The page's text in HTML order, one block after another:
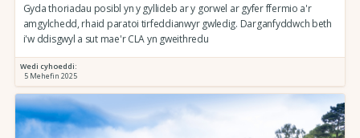
Gyda thoriadau posibl yn y gyllideb ar y gorwel ar gyfer ffermio a'r
amgylchedd, rhaid paratoi tirfeddianwyr gwledig. Darganfyddwch beth
i'w ddisgwyl a sut mae'r CLA yn gweithredu
Wedi cyhoeddi:
5 Mehefin 2025